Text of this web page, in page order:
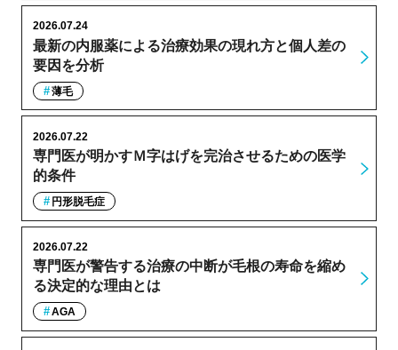
最新の内服薬による治療効果の現れ方と個人差の
要因を分析
2026.07.24
薄毛
専門医が明かすＭ字はげを完治させるための医学
的条件
2026.07.22
円形脱毛症
専門医が警告する治療の中断が毛根の寿命を縮め
る決定的な理由とは
2026.07.22
AGA